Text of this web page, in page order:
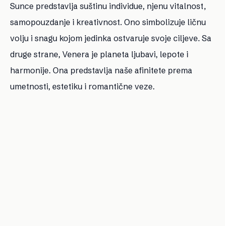
Sunce predstavlja suštinu individue, njenu vitalnost,
samopouzdanje i kreativnost. Ono simbolizuje ličnu
volju i snagu kojom jedinka ostvaruje svoje ciljeve. Sa
druge strane, Venera je planeta ljubavi, lepote i
harmonije. Ona predstavlja naše afinitete prema
umetnosti, estetiku i romantične veze.